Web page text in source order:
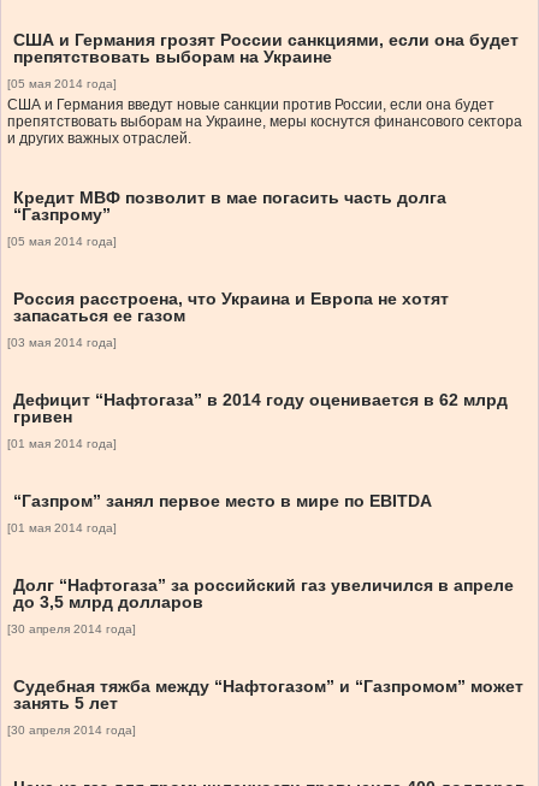
США и Германия грозят России санкциями, если она будет
препятствовать выборам на Украине
[05 мая 2014 года]
США и Германия введут новые санкции против России, если она будет
препятствовать выборам на Украине, меры коснутся финансового сектора
и других важных отраслей.
Кредит МВФ позволит в мае погасить часть долга
“Газпрому”
[05 мая 2014 года]
Россия расстроена, что Украина и Европа не хотят
запасаться ее газом
[03 мая 2014 года]
Дефицит “Нафтогаза” в 2014 году оценивается в 62 млрд
гривен
[01 мая 2014 года]
“Газпром” занял первое место в мире по EBITDA
[01 мая 2014 года]
Долг “Нафтогаза” за российский газ увеличился в апреле
до 3,5 млрд долларов
[30 апреля 2014 года]
Судебная тяжба между “Нафтогазом” и “Газпромом” может
занять 5 лет
[30 апреля 2014 года]